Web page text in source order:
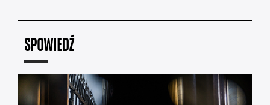
SPOWIEDŹ